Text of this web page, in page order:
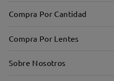
Compra Por Cantidad
Compra Por Lentes
Sobre Nosotros